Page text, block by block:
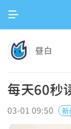

昼白
每天60秒
03-01 09:50 新